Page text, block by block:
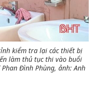
kiểm tra lại các thiết bị
làm thủ tục thi vào buổi
Đình Phùng, ảnh: Anh